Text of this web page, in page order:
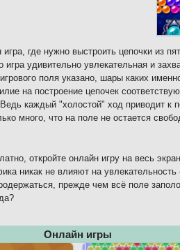
где нужно выстроить цепочки из
игра удивительно увлекательная и
поля указано, шары каких
на построение цепочек
каждый "холостой" ход приводит к
много, что на поле не остается
откройте онлайн игру на весь
никак не влияют на увлекательность
прежде чем всё поле
Онлайн игры